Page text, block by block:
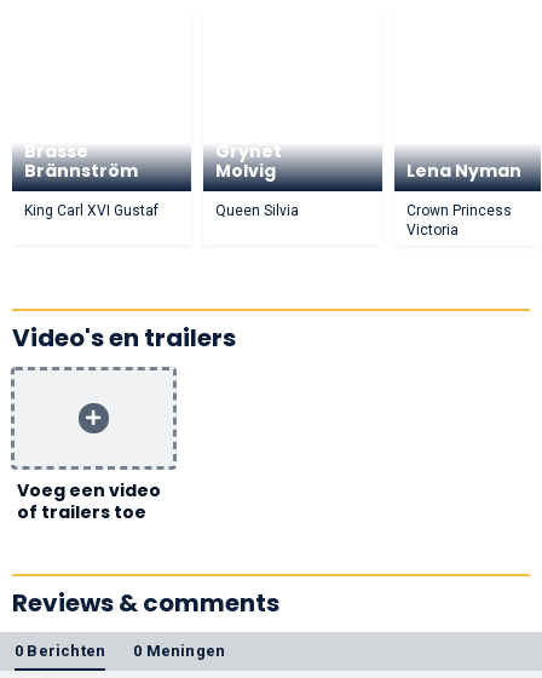
Brasse
Brännström
King Carl XVI Gustaf
Grynet
Molvig
Queen Silvia
Lena Nyman
Crown Princess
Victoria
Video's en trailers
Voeg een video
of trailers toe
Reviews & comments
0 Berichten 0 Meningen